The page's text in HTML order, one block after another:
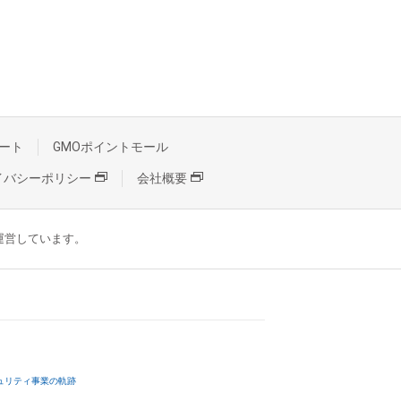
ト GMOポイントモール
バシーポリシー 会社概要
しています。
リティ事業の軌跡